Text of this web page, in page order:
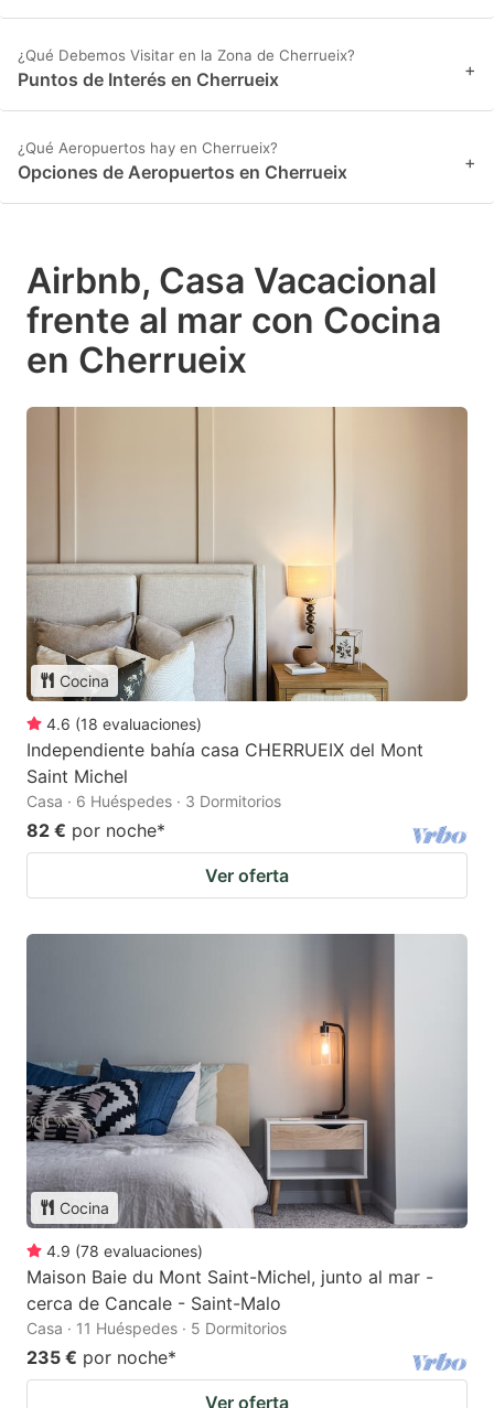
¿Qué Debemos Visitar en la Zona de Cherrueix?
Puntos de Interés en Cherrueix +
¿Qué Aeropuertos hay en Cherrueix?
Opciones de Aeropuertos en Cherrueix +
Airbnb, Casa Vacacional
frente al mar con Cocina
en Cherrueix
Cocina
4.6 (18 evaluaciones)
Independiente bahía casa CHERRUEIX del Mont
Saint Michel
Casa · 6 Huéspedes · 3 Dormitorios
82 € por noche*
Ver oferta
Cocina
4.9 (78 evaluaciones)
Maison Baie du Mont Saint-Michel, junto al mar -
cerca de Cancale - Saint-Malo
Casa · 11 Huéspedes · 5 Dormitorios
235 € por noche*
Ver oferta